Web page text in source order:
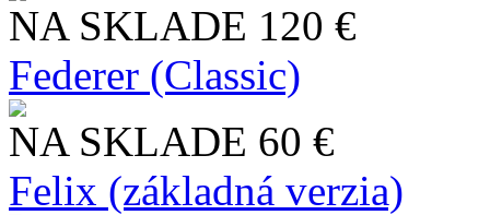
NA SKLADE 120 €
Federer (Classic)
NA SKLADE 60 €
Felix (základná verzia)